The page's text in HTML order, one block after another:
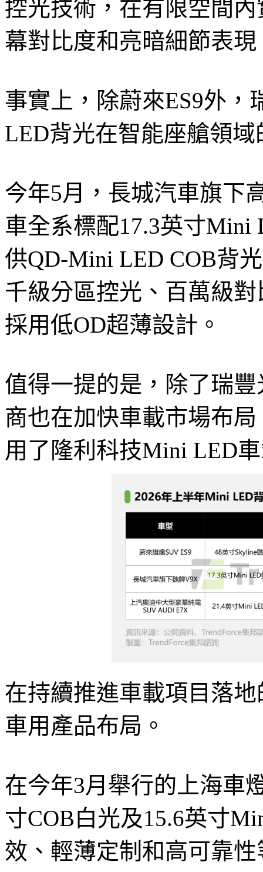
控光技術，在有限空間
幕對比度和亮暗細節表現
事實上，除蔚來ES9外
LED背光在智能座艙領域
今年5月，長城汽車旗下
車全系標配17.3英寸Mini
供QD-Mini LED COB背
千級分區控光、百萬級
採用低OD超薄設計。
值得一提的是，除了瑞
商也在加快車載市場布
用了隆利科技Mini LED
在持續推進車載項目落
車用產品布局。
在今年3月舉行的上海車
寸COB白光及15.6英寸
效、輕薄定制和高可靠